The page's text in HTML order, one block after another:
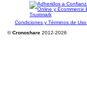
Condiciones y Términos de Uso
©Cronoshare 2012-2026